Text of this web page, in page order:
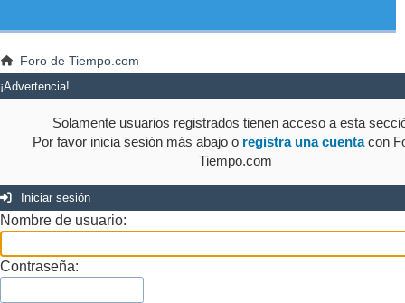
Foro de Tiempo.com
¡Advertencia!
Solamente usuarios registrados tienen acceso a esta
Por favor inicia sesión más abajo o registra una cuentacon
Tiempo.com
Iniciar sesión
Nombre de usuario:
Contraseña: